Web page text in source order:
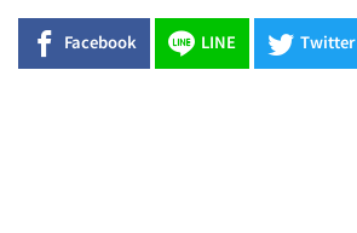
Facebook LINE Twitter